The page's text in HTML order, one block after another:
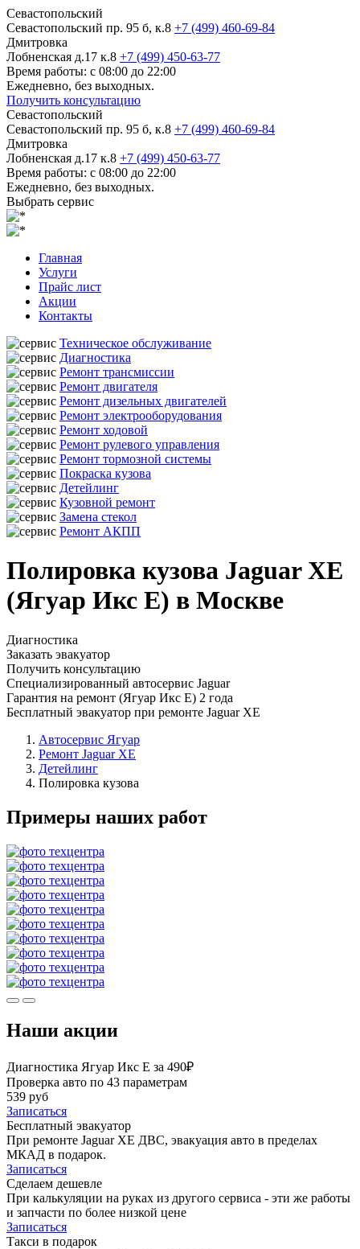
Севастопольский
Севастопольский пр. 95 б, к.8 +7 (499) 460-69-84
Дмитровка
Лобненская д.17 к.8 +7 (499) 450-63-77
Время работы: с 08:00 до 22:00
Ежедневно, без выходных.
Получить консультацию
Севастопольский
Севастопольский пр. 95 б, к.8 +7 (499) 460-69-84
Дмитровка
Лобненская д.17 к.8 +7 (499) 450-63-77
Время работы: с 08:00 до 22:00
Ежедневно, без выходных.
Выбрать сервис
Главная
Услуги
Прайс лист
Акции
Контакты
Техническое обслуживание
Диагностика
Ремонт трансмиссии
Ремонт двигателя
Ремонт дизельных двигателей
Ремонт электрооборудования
Ремонт ходовой
Ремонт рулевого управления
Ремонт тормозной системы
Покраска кузова
Детейлинг
Кузовной ремонт
Замена стекол
Ремонт АКПП
Полировка кузова Jaguar XE
(Ягуар Икс Е) в Москве
Диагностика
Заказать эвакуатор
Получить консультацию
Специализированный автосервис Jaguar
Гарантия на ремонт (Ягуар Икс Е) 2 года
Бесплатный эвакуатор при ремонте Jaguar XE
Автосервис Ягуар
Ремонт Jaguar XE
Детейлинг
Полировка кузова
Примеры наших работ
Наши акции
Диагностика Ягуар Икс Е за 490₽
Проверка авто по 43 параметрам
539 руб
Записаться
Бесплатный эвакуатор
При ремонте Jaguar XE ДВС, эвакуация авто в пределах
МКАД в подарок.
Записаться
Сделаем дешевле
При калькуляции на руках из другого сервиса - эти же работы
и запчасти по более низкой цене
Записаться
Такси в подарок